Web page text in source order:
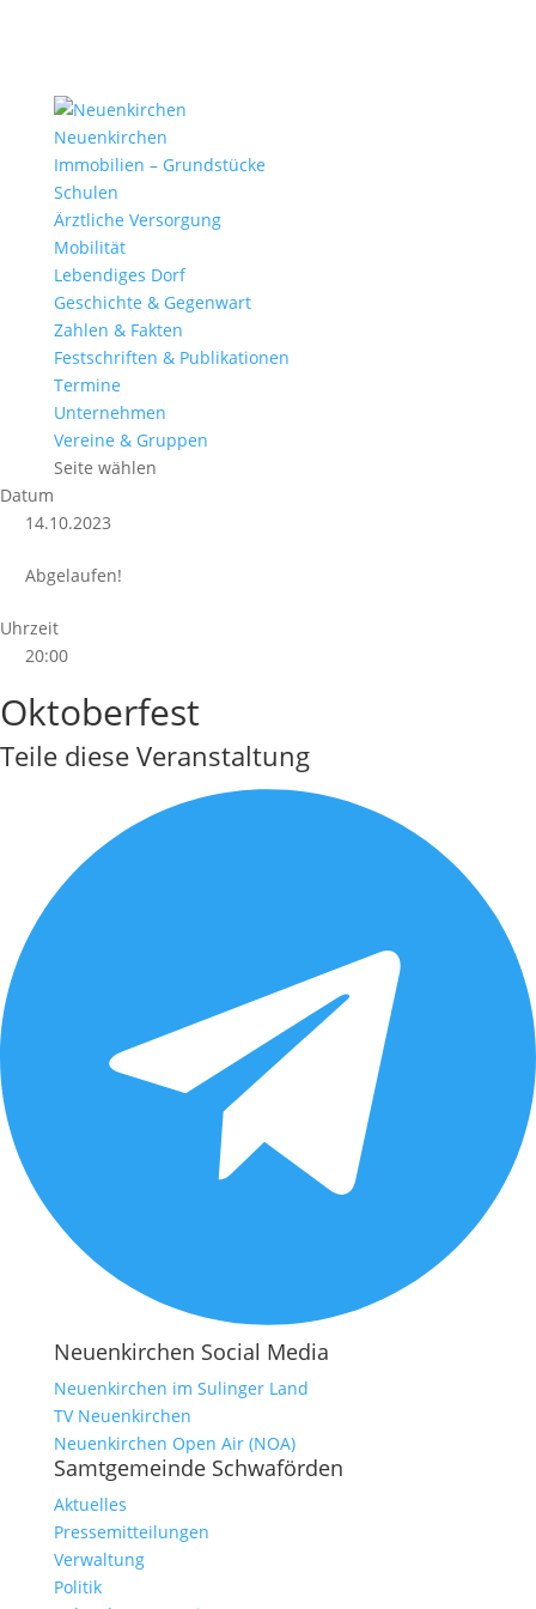
Neuenkirchen
Immobilien – Grundstücke
Schulen
Ärztliche Versorgung
Mobilität
Lebendiges Dorf
Geschichte & Gegenwart
Zahlen & Fakten
Festschriften & Publikationen
Termine
Unternehmen
Vereine & Gruppen
Seite wählen
Datum
14.10.2023
Abgelaufen!
Uhrzeit
20:00
Oktoberfest
Teile diese Veranstaltung
Neuenkirchen Social Media
Neuenkirchen im Sulinger Land
TV Neuenkirchen
Neuenkirchen Open Air (NOA)
Samtgemeinde Schwaförden
Aktuelles
Pressemitteilungen
Verwaltung
Politik